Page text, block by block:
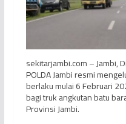
sekitarjambi.com – Jambi,
POLDA Jambi resmi
berlaku mulai 6 Februari
bagi truk angkutan batu
Provinsi Jambi.